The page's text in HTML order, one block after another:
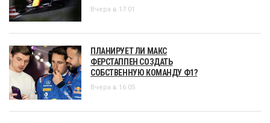
Вчера в 17:01
ПЛАНИРУЕТ ЛИ МАКС
ФЕРСТАППЕН СОЗДАТЬ
СОБСТВЕННУЮ КОМАНДУ Ф1?
Вчера в 16:05